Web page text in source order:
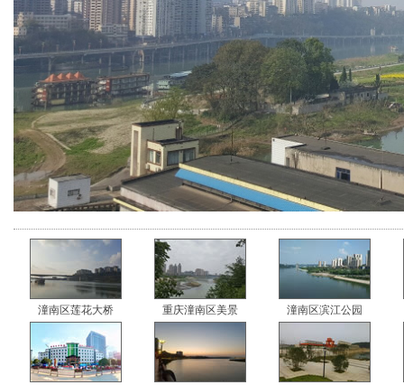
潼南区莲花大桥 重庆潼南区美景 潼南区滨江公园